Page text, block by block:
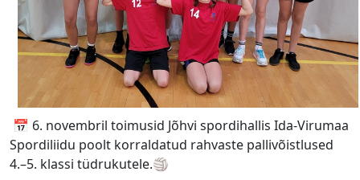
📅 6. novembril toimusid Jõhvi spordihallis Ida-Virumaa
Spordiliidu poolt korraldatud rahvaste pallivõistlused
4.–5. klassi tüdrukutele.🏐